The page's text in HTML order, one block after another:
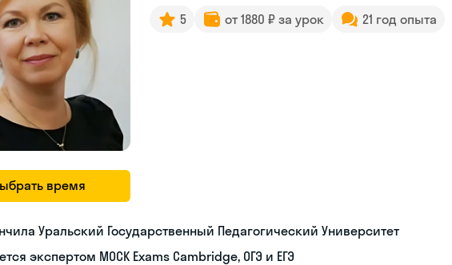
время
5 от 1880 ₽ за урок 21 год опыта
Уральский Государственный Педагогический Университет
экспертом MOCK Exams Cambridge, ОГЭ и ЕГЭ